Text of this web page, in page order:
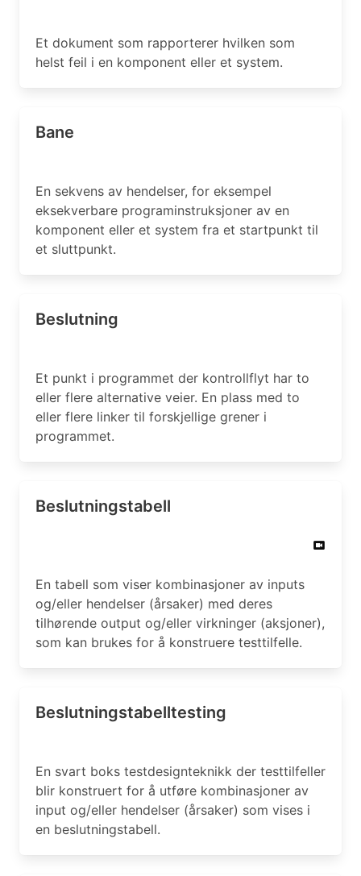
Et dokument som rapporterer hvilken som
helst feil i en komponent eller et system.
Bane
En sekvens av hendelser, for eksempel
eksekverbare programinstruksjoner av en
komponent eller et system fra et startpunkt til
et sluttpunkt.
Beslutning
Et punkt i programmet der kontrollflyt har to
eller flere alternative veier. En plass med to
eller flere linker til forskjellige grener i
programmet.
Beslutningstabell
En tabell som viser kombinasjoner av inputs
og/eller hendelser (årsaker) med deres
tilhørende output og/eller virkninger (aksjoner),
som kan brukes for å konstruere testtilfelle.
Beslutningstabelltesting
En svart boks testdesignteknikk der testtilfeller
blir konstruert for å utføre kombinasjoner av
input og/eller hendelser (årsaker) som vises i
en beslutningstabell.